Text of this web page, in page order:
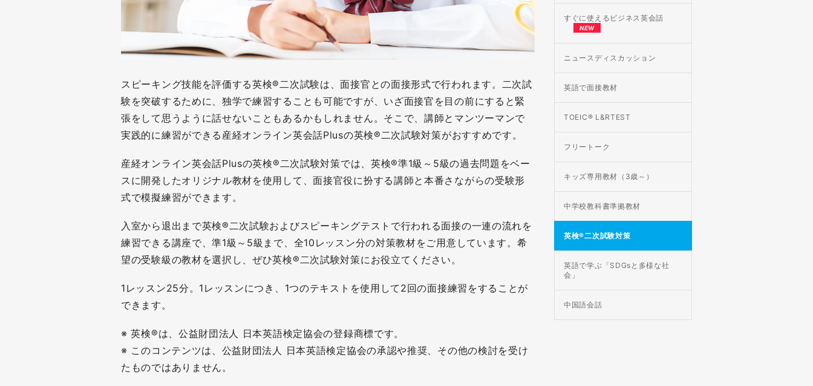
スピーキング技能を評価する英検®二次試験は、面接官との面接形式で行われます。二次試
験を突破するために、独学で練習することも可能ですが、いざ面接官を目の前にすると緊
張をして思うように話せないこともあるかもしれません。そこで、講師とマンツーマンで
実践的に練習ができる産経オンライン英会話Plusの英検®二次試験対策がおすすめです。
産経オンライン英会話Plusの英検®二次試験対策では、英検®準1級～5級の過去問題をベー
スに開発したオリジナル教材を使用して、面接官役に扮する講師と本番さながらの受験形
式で模擬練習ができます。
入室から退出まで英検®二次試験およびスピーキングテストで行われる面接の一連の流れを
練習できる講座で、準1級～5級まで、全10レッスン分の対策教材をご用意しています。希
望の受験級の教材を選択し、ぜひ英検®二次試験対策にお役立てください。
1レッスン25分。1レッスンにつき、1つのテキストを使用して2回の面接練習をすることが
できます。
※ 英検®は、公益財団法人 日本英語検定協会の登録商標です。
※ このコンテンツは、公益財団法人 日本英語検定協会の承認や推奨、その他の検討を受け
たものではありません。
すぐに使えるビジネス英会話
NEW
ニュースディスカッション
英語で面接教材
TOEIC® L&RTEST
フリートーク
キッズ専用教材（3歳～）
中学校教科書準拠教材
英検®二次試験対策
英語で学ぶ「SDGsと多様な社
会」
中国語会話